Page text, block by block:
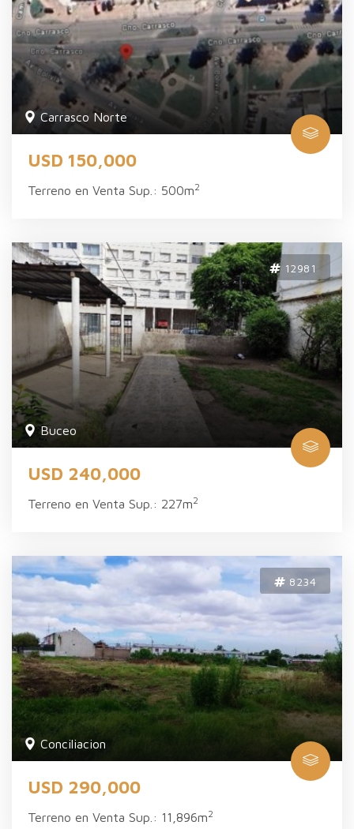
Carrasco Norte
USD 150,000
Terreno en Venta Sup.: 500m2
12981
Buceo
USD 240,000
Terreno en Venta Sup.: 227m2
8234
Conciliacion
USD 290,000
Terreno en Venta Sup.: 11,896m2